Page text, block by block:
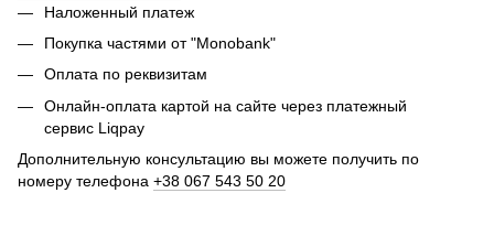
Наложенный платеж
Покупка частями от "Monobank"
Оплата по реквизитам
Онлайн-оплата картой на сайте через платежный
сервис Liqpay
Дополнительную консультацию вы можете получить по
номеру телефона +38 067 543 50 20